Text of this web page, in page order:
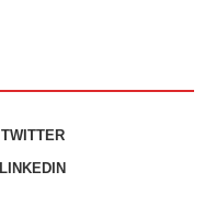
TWITTER
LINKEDIN